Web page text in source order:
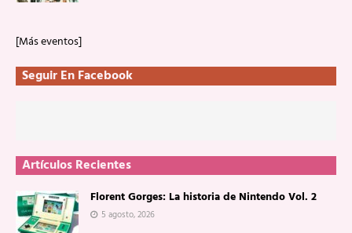
[Más eventos]
Seguir En Facebook
Artículos Recientes
Florent Gorges: La historia de Nintendo Vol. 2
5 agosto, 2026